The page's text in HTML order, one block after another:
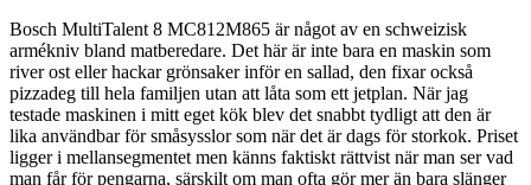
Bosch MultiTalent 8 MC812M865 är något av en schweizisk
armékniv bland matberedare. Det här är inte bara en maskin som
river ost eller hackar grönsaker inför en sallad, den fixar också
pizzadeg till hela familjen utan att låta som ett jetplan. När jag
testade maskinen i mitt eget kök blev det snabbt tydligt att den är
lika användbar för småsysslor som när det är dags för storkok. Priset
ligger i mellansegmentet men känns faktiskt rättvist när man ser vad
man får för pengarna, särskilt om man ofta gör mer än bara slänger